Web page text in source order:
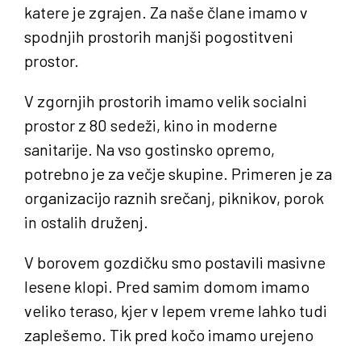
katere je zgrajen. Za naše člane imamo v
spodnjih prostorih manjši pogostitveni
prostor.
V zgornjih prostorih imamo velik socialni
prostor z 80 sedeži, kino in moderne
sanitarije. Na vso gostinsko opremo,
potrebno je za večje skupine. Primeren je za
organizacijo raznih srečanj, piknikov, porok
in ostalih druženj.
V borovem gozdičku smo postavili masivne
lesene klopi. Pred samim domom imamo
veliko teraso, kjer v lepem vreme lahko tudi
zaplešemo. Tik pred kočo imamo urejeno
Zveza lovskih družin Gorica
Prešernova ulica 17
5000 Nova Gorica
DŠ: 22270043
MŠ: 5104394000
Email: info@zldgorica.si
Tel: +386 31 701 901